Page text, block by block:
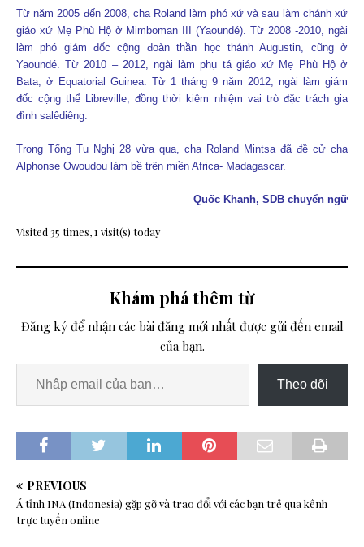
Từ năm 2005 đến 2008, cha Roland làm phó xứ và sau làm chánh xứ
giáo xứ Mẹ Phù Hộ ở Mimboman III (Yaoundé). Từ 2008 -2010, ngài
làm phó giám đốc cộng đoàn thần học thánh Augustin, cũng ở
Yaoundé. Từ 2010 – 2012, ngài làm phụ tá giáo xứ Mẹ Phù Hộ ở
Bata, ở Equatorial Guinea. Từ 1 tháng 9 năm 2012, ngài làm giám
đốc cộng thể Libreville, đồng thời kiêm nhiệm vai trò đặc trách gia
đình salêdiêng.
Trong Tổng Tu Nghị 28 vừa qua, cha Roland Mintsa đã đề cử cha
Alphonse Owoudou làm bề trên miền Africa- Madagascar.
Quốc Khanh, SDB chuyển ngữ
Visited 35 times, 1 visit(s) today
Khám phá thêm từ
Đăng ký để nhận các bài đăng mới nhất được gửi đến email
của bạn.
Theo dõi
PREVIOUS
Á tỉnh INA (Indonesia) gặp gỡ và trao đổi với các bạn trẻ qua kênh
trực tuyến online